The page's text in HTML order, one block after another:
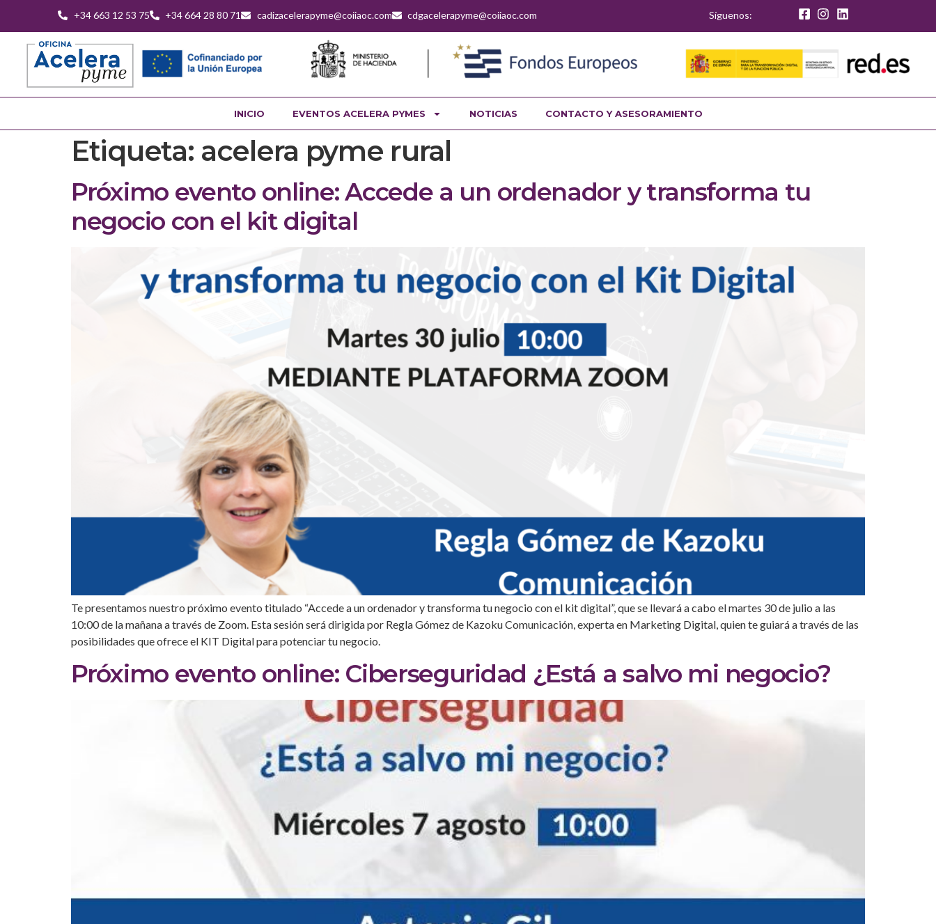
+34 663 12 53 75 +34 664 28 80 71 cadizacelerapyme@coiiaoc.com cdgacelerapyme@coiiaoc.com Síguenos:
INICIO EVENTOS ACELERA PYMES NOTICIAS CONTACTO Y ASESORAMIENTO
Etiqueta: acelera pyme rural
Próximo evento online: Accede a un ordenador y transforma tu
negocio con el kit digital
Te presentamos nuestro próximo evento titulado “Accede a un ordenador y transforma tu negocio con el kit digital”, que se llevará a cabo el martes 30 de julio a las
10:00 de la mañana a través de Zoom. Esta sesión será dirigida por Regla Gómez de Kazoku Comunicación, experta en Marketing Digital, quien te guiará a través de las
posibilidades que ofrece el KIT Digital para potenciar tu negocio.
Próximo evento online: Ciberseguridad ¿Está a salvo mi negocio?